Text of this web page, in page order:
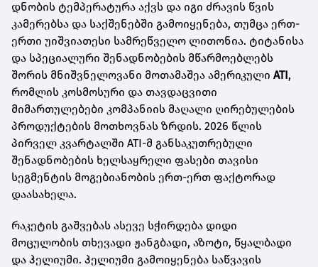
დნობის ტემპერატურა აქვს და იგი ძრავის წვის
კამერებსა და საქშენებში გამოიყენება, თუმცა ერთ-
ერთი უიშვიათესი სამრეწველო ლითონია. ტიტანისა
და სპეციალური შენადნობების მწარმოებლებს
შორის მნიშვნელოვანი მოთამაშეა ამერიკული ATI,
რომლის კოსმოსური და თავდაცვითი
მიმართულებები კომპანიის მაღალი ღირებულების
პროდუქტების მოთხოვნას ზრდის. 2026 წლის
პირველ კვარტალში ATI-მ განსაკუთრებული
შენადნობების ხელსაყრელი ფასები თავისი
სეგმენტის მოგებიანობის ერთ-ერთ ფაქტორად
დაასახელა.
რაკეტის გაშვებას ასევე სჭირდება დიდი
მოცულობის თხევადი ჟანგბადი, აზოტი, წყალბადი
და ჰელიუმი. ჰელიუმი გამოიყენება საწვავის